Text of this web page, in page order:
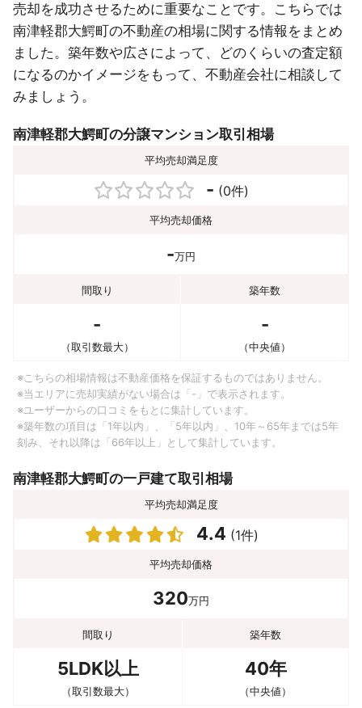
売却を成功させるために重要なことです。こちらでは
南津軽郡大鰐町の不動産の相場に関する情報をまとめ
ました。築年数や広さによって、どのくらいの査定額
になるのかイメージをもって、不動産会社に相談して
みましょう。
南津軽郡大鰐町の分譲マンション取引相場
平均売却満足度
- (0件)
平均売却価格
-万円
間取り 築年数
-
（取引数最大）
-
（中央値）
※こちらの相場情報は不動産価格を保証するものではありません。
※当エリアに売却実績がない場合は「-」で表示されます。
※ユーザーからの口コミをもとに集計しています。
※築年数の項目は「1年以内」、「5年以内」、10年～65年までは5年
刻み、それ以降は「66年以上」として集計しています。
南津軽郡大鰐町の一戸建て取引相場
平均売却満足度
4.4 (1件)
平均売却価格
320万円
間取り 築年数
5LDK以上
（取引数最大）
40年
（中央値）